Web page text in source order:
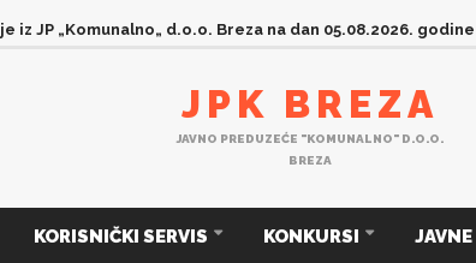
JP „Komunalno„ d.o.o. Breza na dan 04.08.2026. godine 4
JPK BREZA
JAVNO PREDUZEĆE "KOMUNALNO" D.O.O.
BREZA
KORISNIČKI SERVIS KONKURSI